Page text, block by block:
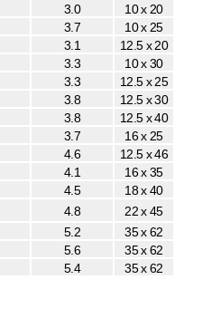
3.0
10 x 20
3.7
10 x 25
3.1
12.5 x 20
3.3
10 x 30
3.3
12.5 x 25
3.8
12.5 x 30
3.8
12.5 x 40
3.7
16 x 25
4.6
12.5 x 46
4.1
16 x 35
4.5 18 x 40
4.8
22 x 45
5.2 35x 62
5.6 35x 62
5.4 35x 62